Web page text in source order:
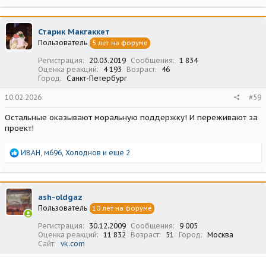
а
к
ц
и
и
Старик Макгаккет
Пользователь 5 лет на форуме
Регистрация 20.03.2019 Сообщения
1 834
Оценка реакций
4 193 Возраст
46
Город
Санкт-Петербург
10.02.2026 #59
Остальные оказывают моральную поддержку! И переживают за
проект!
Р
а
к
ц
и
и
ИВАН м696 Холоднов и еще 2
ash-oldgaz
Пользователь 10 лет на форуме
Регистрация 30.12.2009 Сообщения
9 005
Оценка реакций
11 832 Возраст 51 Город
Москва
Сайт
vk.com